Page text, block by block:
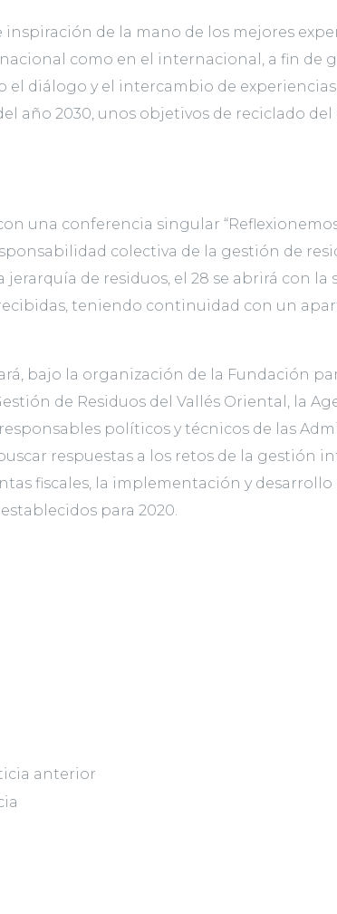
de la mano de los mejores
como en el internacional, a fin
diálogo y el intercambio de
año 2030, unos objetivos de reciclado
una conferencia singular
colectiva de la gestión de
de residuos, el 28 se abrirá con la
teniendo continuidad con un
bajo la organización de la Fundación
de Residuos del Vallés Oriental, la
políticos y técnicos de las
respuestas a los retos de la gestión
fiscales, la implementación y
para 2020.
anterior